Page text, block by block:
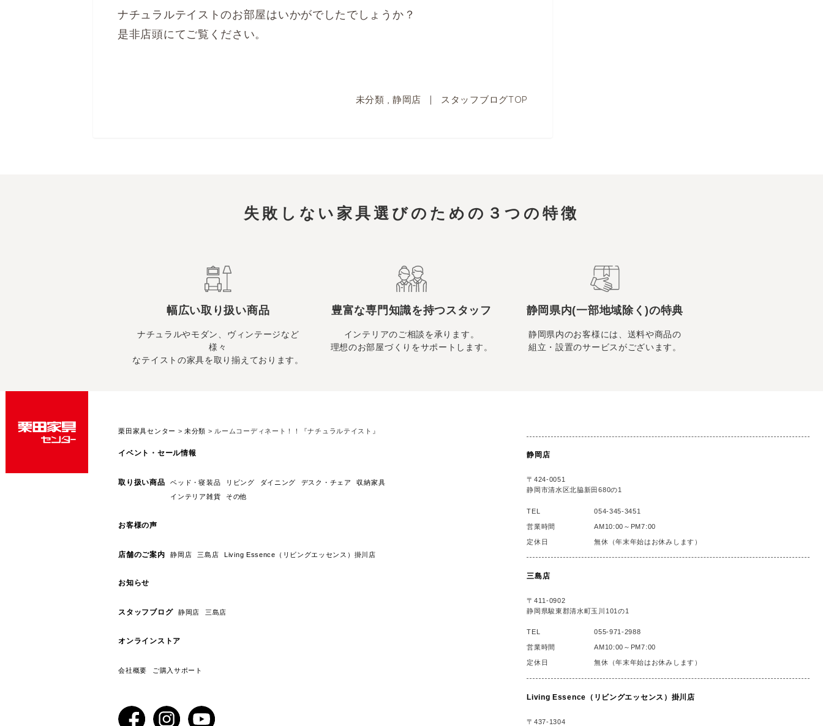
ナチュラルテイストのお部屋はいかがでしたでしょうか？
是非店頭にてご覧ください。
未分類 , 静岡店 | スタッフブログTOP
失敗しない家具選びのための ３つの特徴
幅広い取り扱い商品
ナチュラルやモダン、ヴィンテージなど
様々
なテイストの家具を取り揃えております。
豊富な専門知識を持つスタッフ
インテリアのご相談を承ります。
理想のお部屋づくりをサポートします。
静岡県内(一部地域除く)の特典
静岡県内のお客様には、送料や商品の
組立・設置のサービスがございます。
栗田家具センター >未分類 > ルームコーディネート！！『ナチュラルテイスト』
イベント・セール情報
取り扱い商品 ベッド・寝装品 リビング ダイニング デスク・チェア
収納家具
インテリア雑貨
その他
お客様の声
店舗のご案内 静岡店 三島店 Living Essence（リビングエッセンス）掛川店
お知らせ
スタッフブログ 静岡店 三島店
オンラインストア
会社概要 ご購入サポート
静岡店
〒424-0051
静岡市清水区北脇新田680の1
TEL 054-345-3451
営業時間 AM10:00～PM7:00
定休日 無休（年末年始はお休みします）
三島店
〒411-0902
静岡県駿東郡清水町玉川101の1
TEL 055-971-2988
営業時間 AM10:00～PM7:00
定休日 無休（年末年始はお休みします）
Living Essence（リビングエッセンス）掛川店
〒437-1304